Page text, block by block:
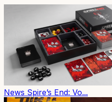
News Spire’s End: Vo...